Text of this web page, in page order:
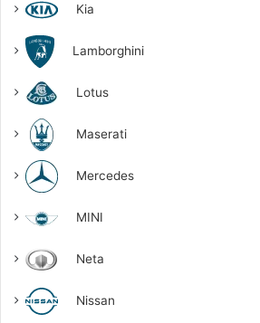
Kia
Lamborghini
Lotus
Maserati
Mercedes
MINI
Neta
Nissan